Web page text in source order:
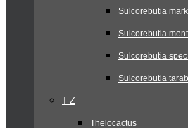
Sulcorebutia
Sulcorebutia
Sulcorebutia
Sulcorebutia
T-Z
Thelocactus